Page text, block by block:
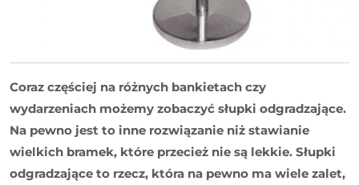
Coraz częściej na różnych bankietach czy
wydarzeniach możemy zobaczyć słupki odgradzające.
Na pewno jest to inne rozwiązanie niż stawianie
wielkich bramek, które przecież nie są lekkie. Słupki
odgradzające to rzecz, która na pewno ma wiele zalet,